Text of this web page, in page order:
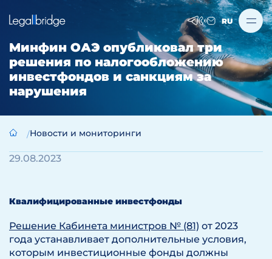
RU
Минфин ОАЭ опубликовал три
решения по налогообложению
инвестфондов и санкциям за
нарушения
Новости и мониторинги
29.08.2023
Квалифицированные инвестфонды
Решение Кабинета министров № (81) от 2023
года устанавливает дополнительные условия,
которым инвестиционные фонды должны